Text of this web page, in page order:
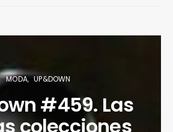
MODA UP&DOWN
#459. Las
colecciones